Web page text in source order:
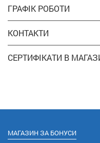
ГРАФІК РОБОТИ
КОНТАКТИ
СЕРТИФІКАТИ В
МАГАЗИН ЗА БОНУСИ